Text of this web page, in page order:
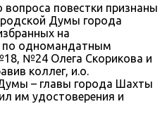
вопроса повестки признаны
Думы города
на
по одномандатным
№24 Олега Скорикова и
коллег, и.о.
– главы города Шахты
им удостоверения и